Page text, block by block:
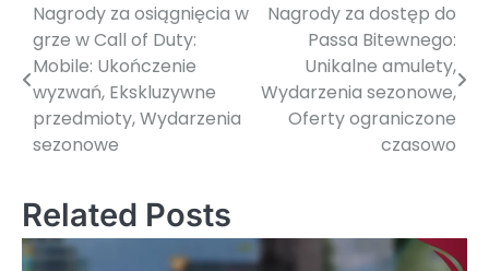
Post
navigation
Nagrody za osiągnięcia w
grze w Call of Duty:
Mobile: Ukończenie
wyzwań, Ekskluzywne
przedmioty, Wydarzenia
sezonowe
Nagrody za dostęp do
Passa Bitewnego:
Unikalne amulety,
Wydarzenia sezonowe,
Oferty ograniczone
czasowo
Related Posts